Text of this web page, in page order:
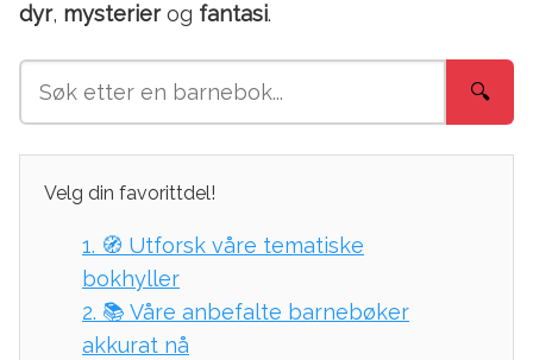
dyr, mysterierog fantasi.
etter
bok:
🔍
Velg din favorittdel!
1. 🧭 Utforsk våre tematiske
bokhyller
2. 📚 Våre anbefalte barnebøker
akkurat nå